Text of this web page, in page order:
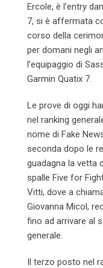
Ercole, è l’entry
7, si è affermata
corso della
per domani negli
l’equipaggio di
Garmin Quatix 7.
Le prove di oggi
nel ranking
nome di Fake
seconda dopo le
guadagna la vetta
spalle Five for
Vitti, dove a
Giovanna Micol,
fino ad arrivare al
generale.
Il terzo posto nel